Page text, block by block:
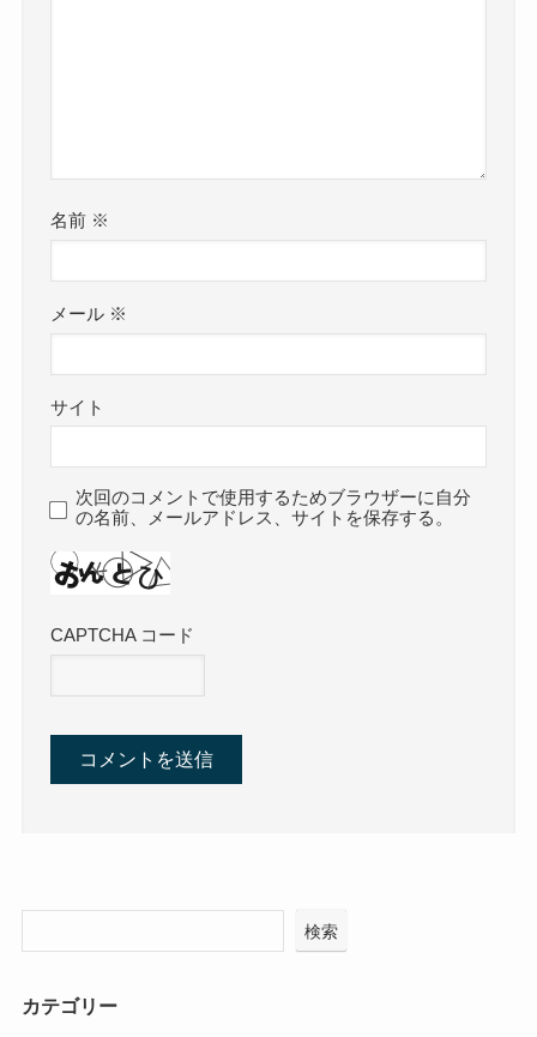
名前 ※
メール ※
サイト
次回のコメントで使用するためブラウザーに自分
の名前、メールアドレス、サイトを保存する。
CAPTCHA コード
検索
カテゴリー